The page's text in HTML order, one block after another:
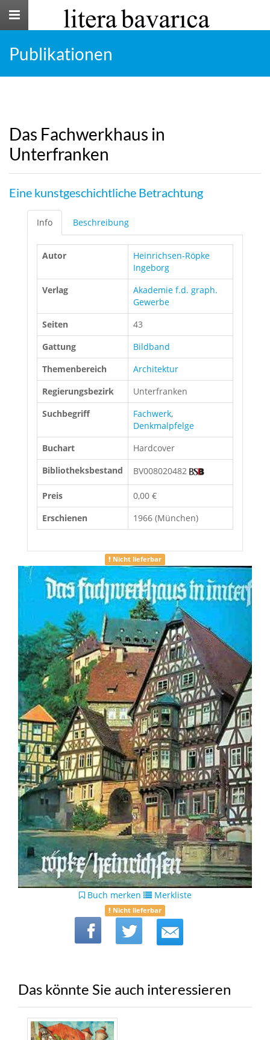
Toggle
Publikationen
Das Fachwerkhaus in
Unterfranken
Eine kunstgeschichtliche Betrachtung
Info Beschreibung
Autor
Heinrichsen-Röpke
Ingeborg
Verlag
Akademie f.d. graph.
Gewerbe
Seiten
43
Gattung
Bildband
Themenbereich
Architektur
Regierungsbezirk
Unterfranken
Suchbegriff
Fachwerk,
Denkmalpfelge
Buchart
Hardcover
Bibliotheksbestand
BV008020482
Preis
0,00 €
Erschienen
1966 (München)
Nicht lieferbar
Buch merken Merkliste
Nicht lieferbar
Das könnte Sie auch interessieren